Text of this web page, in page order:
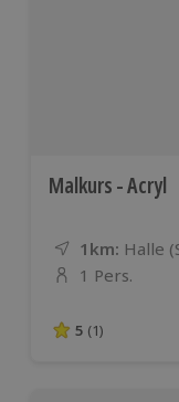
Malkurs - Acryl
1km: Halle
Anzahl der
1 Pers.
5 von 5
5 (1)